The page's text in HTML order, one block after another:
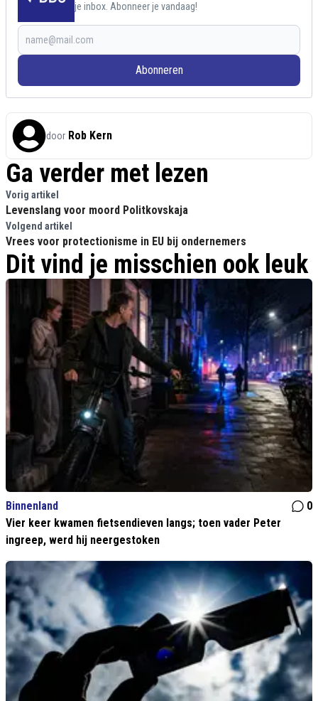
je inbox. Abonneer je vandaag!
Abonneren
door Rob Kern
Ga verder met lezen
Vorig artikel
Levenslang voor moord Politkovskaja
Volgend artikel
Vrees voor protectionisme in EU bij ondernemers
Dit vind je misschien ook leuk
Binnenland
0
Vier keer kwamen fietsendieven langs; toen vader Peter
ingreep, werd hij neergestoken